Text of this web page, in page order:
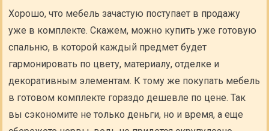
Хорошо, что мебель зачастую поступает в продажу
уже в комплекте. Скажем, можно купить уже готовую
спальню, в которой каждый предмет будет
гармонировать по цвету, материалу, отделке и
декоративным элементам. К тому же покупать мебель
в готовом комплекте гораздо дешевле по цене. Так
вы сэкономите не только деньги, но и время, а еще